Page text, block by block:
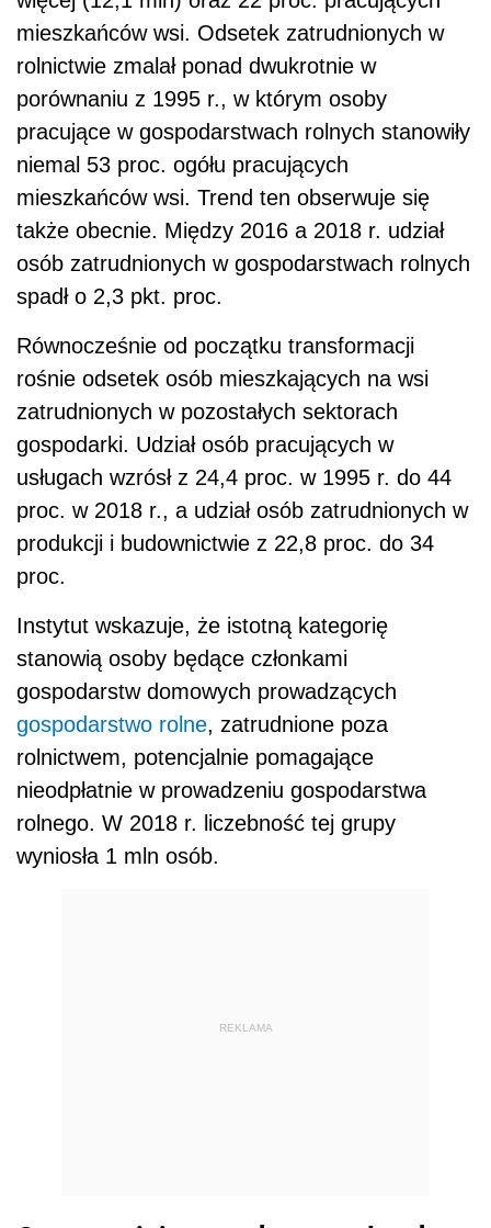
mieszkańców wsi. Odsetek zatrudnionych w
rolnictwie zmalał ponad dwukrotnie w
porównaniu z 1995 r., w którym osoby
pracujące w gospodarstwach rolnych stanowiły
niemal 53 proc. ogółu pracujących
mieszkańców wsi. Trend ten obserwuje się
także obecnie. Między 2016 a 2018 r. udział
osób zatrudnionych w gospodarstwach rolnych
spadł o 2,3 pkt. proc.
Równocześnie od początku transformacji
rośnie odsetek osób mieszkających na wsi
zatrudnionych w pozostałych sektorach
gospodarki. Udział osób pracujących w
usługach wzrósł z 24,4 proc. w 1995 r. do 44
proc. w 2018 r., a udział osób zatrudnionych w
produkcji i budownictwie z 22,8 proc. do 34
proc.
Instytut wskazuje, że istotną kategorię
stanowią osoby będące członkami
gospodarstw domowych prowadzących
gospodarstwo rolne, zatrudnione poza
rolnictwem, potencjalnie pomagające
nieodpłatnie w prowadzeniu gospodarstwa
rolnego. W 2018 r. liczebność tej grupy
wyniosła 1 mln osób.
REKLAMA